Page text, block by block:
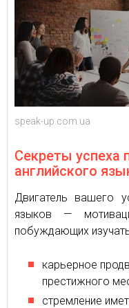
speak-up.com.ua
Секреты успеха
английского
Двигатель вашего
языков —
побуждающих
карьерное
престижного
стремление